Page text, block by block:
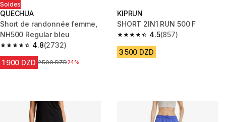
Soldes
QUECHUA
Short de randonnée femme,
NH500 Regular bleu
4.8
4.8 out of 5 stars from 2732 reviews
(2732)
1 900 DZD Prix avant la réduction
2 500 DZD24%
KIPRUN
SHORT 2IN1 RUN 500 F
4.5
4.5 out of 5 stars from 857
(857)
3 500 DZD